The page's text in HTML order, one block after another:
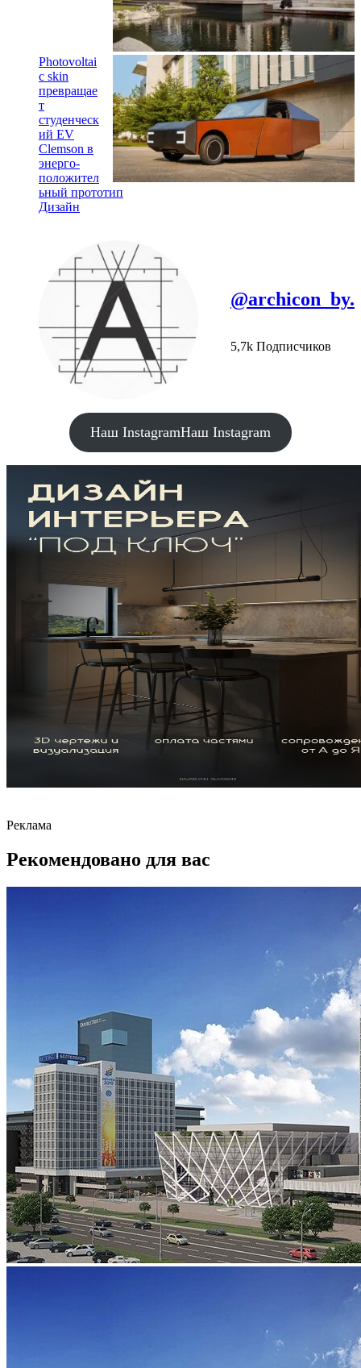
Photovoltai
c skin
превращае
т
студенческ
ий EV
Clemson в
энерго-
положител
ьный прототип
Дизайн
@archicon_by.
5,7k Подписчиков
Наш InstagramНаш Instagram
Реклама
Рекомендовано для вас